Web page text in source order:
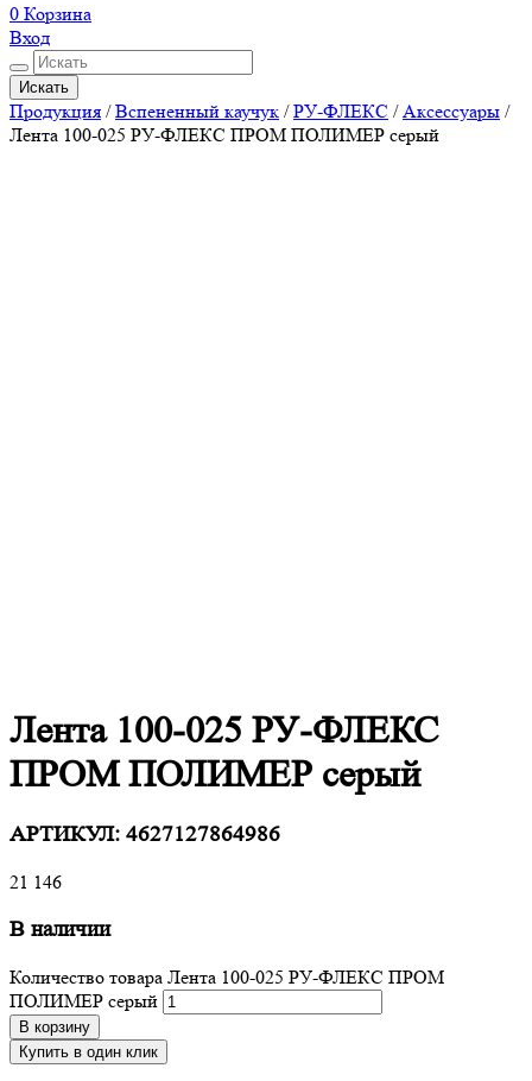
0 Корзина
Вход
Искать
Продукция /Вспененный каучук /РУ-ФЛЕКС / Аксессуары /
Лента 100-025 РУ-ФЛЕКС ПРОМ ПОЛИМЕР серый
Лента 100-025 РУ-ФЛЕКС
ПРОМ ПОЛИМЕР серый
АРТИКУЛ: 4627127864986
21 146
В наличии
Количество товара Лента 100-025 РУ-ФЛЕКС ПРОМ
ПОЛИМЕР серый
В корзину
Купить в один клик